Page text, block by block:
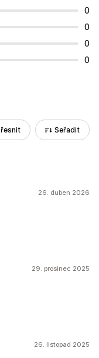
0
0
0
0
Seřadit
26. duben 2026
29. prosinec 2025
26. listopad 2025